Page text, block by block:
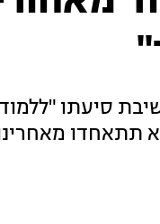
סיעתו